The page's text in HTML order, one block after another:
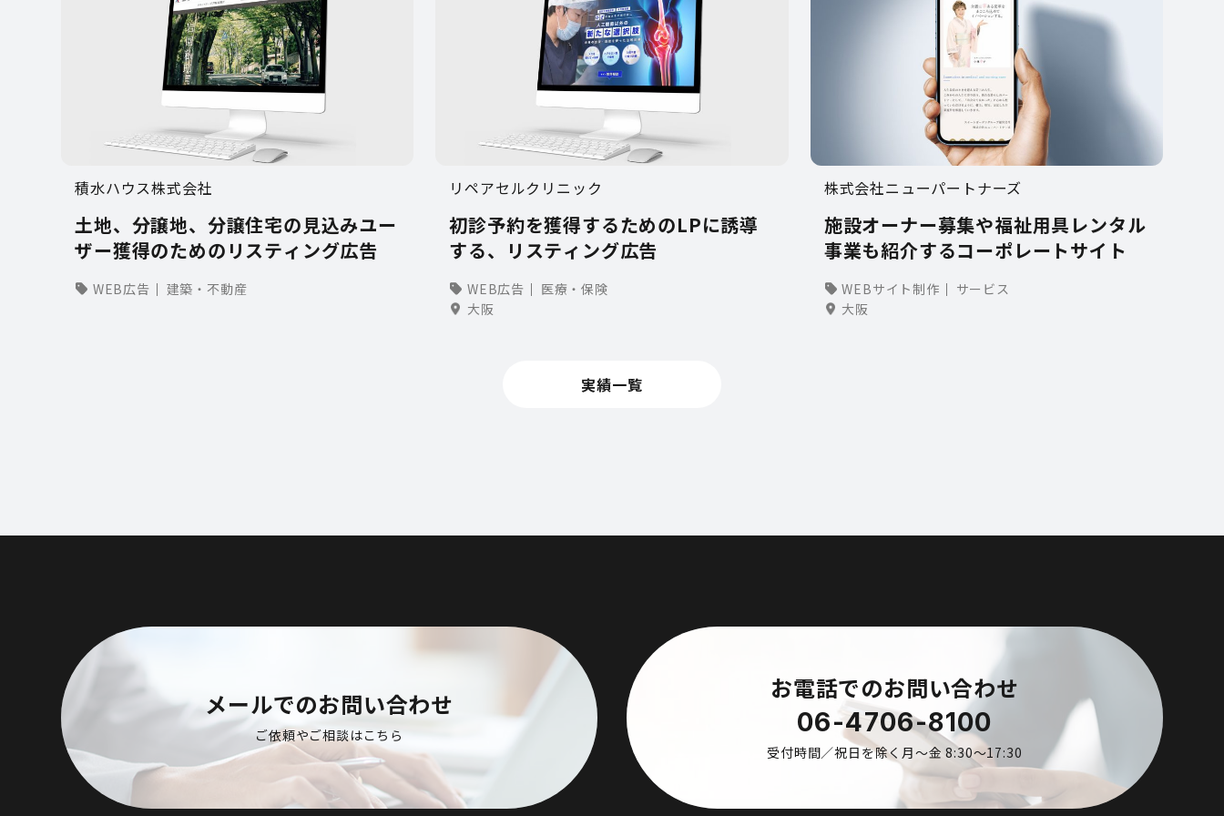
積水ハウス株式会社
土地、分譲地、分譲住宅の見込みユー
ザー獲得のためのリスティング広告
WEB広告 建築・不動産
リペアセルクリニック
初診予約を獲得するためのLPに誘導
する、リスティング広告
WEB広告
医療・保険
大阪
株式会社ニューパートナーズ
施設オーナー募集や福祉用具レンタル
事業も紹介するコーポレートサイト
WEBサイト制作
サービス
大阪
実績一覧
メールでのお問い合わせ
ご依頼やご相談はこちら
お電話でのお問い合わせ
06-4706-8100
受付時間／祝日を除く月〜金 8:30〜17:30